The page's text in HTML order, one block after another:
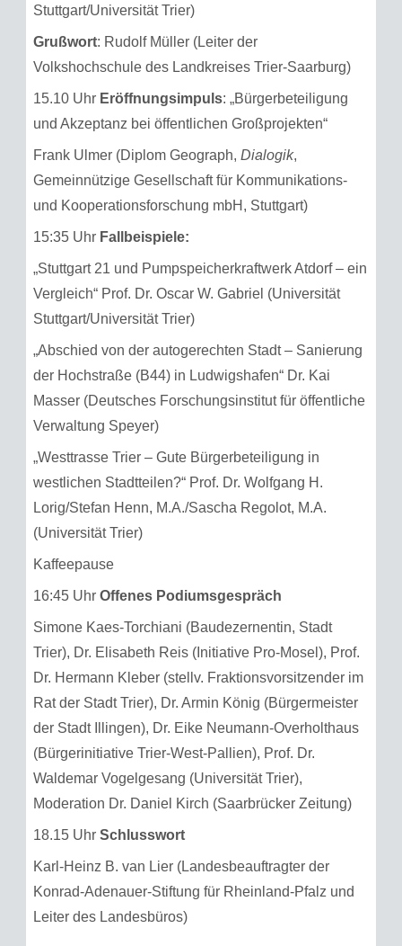
Stuttgart/Universität Trier)
Grußwort: Rudolf Müller (Leiter der
Volkshochschule des Landkreises Trier-Saarburg)
15.10 Uhr Eröffnungsimpuls: „Bürgerbeteiligung
und Akzeptanz bei öffentlichen Großprojekten“
Frank Ulmer (Diplom Geograph, Dialogik,
Gemeinnützige Gesellschaft für Kommunikations-
und Kooperationsforschung mbH, Stuttgart)
15:35 Uhr Fallbeispiele:
„Stuttgart 21 und Pumpspeicherkraftwerk Atdorf – ein
Vergleich“ Prof. Dr. Oscar W. Gabriel (Universität
Stuttgart/Universität Trier)
„Abschied von der autogerechten Stadt – Sanierung
der Hochstraße (B44) in Ludwigshafen“ Dr. Kai
Masser (Deutsches Forschungsinstitut für öffentliche
Verwaltung Speyer)
„Westtrasse Trier – Gute Bürgerbeteiligung in
westlichen Stadtteilen?“ Prof. Dr. Wolfgang H.
Lorig/Stefan Henn, M.A./Sascha Regolot, M.A.
(Universität Trier)
Kaffeepause
16:45 Uhr Offenes Podiumsgespräch
Simone Kaes-Torchiani (Baudezernentin, Stadt
Trier), Dr. Elisabeth Reis (Initiative Pro-Mosel), Prof.
Dr. Hermann Kleber (stellv. Fraktionsvorsitzender im
Rat der Stadt Trier), Dr. Armin König (Bürgermeister
der Stadt Illingen), Dr. Eike Neumann-Overholthaus
(Bürgerinitiative Trier-West-Pallien), Prof. Dr.
Waldemar Vogelgesang (Universität Trier),
Moderation Dr. Daniel Kirch (Saarbrücker Zeitung)
18.15 Uhr Schlusswort
Karl-Heinz B. van Lier (Landesbeauftragter der
Konrad-Adenauer-Stiftung für Rheinland-Pfalz und
Leiter des Landesbüros)